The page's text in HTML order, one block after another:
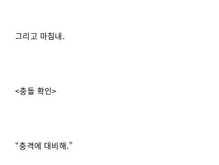
그리고 마침내.
<충돌 확인>
“충격에 대비해.”